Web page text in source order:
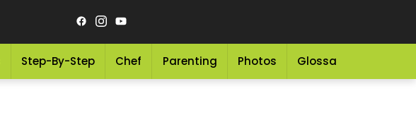
Step-By-Step Chef Parenting Photos Glossary